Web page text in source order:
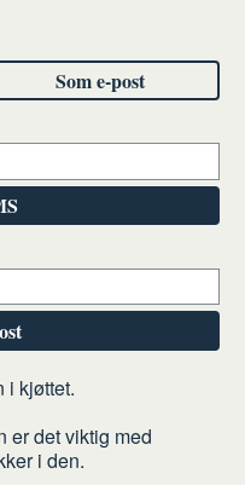
Som e-post
i kjøttet.
er det viktig med
i den.